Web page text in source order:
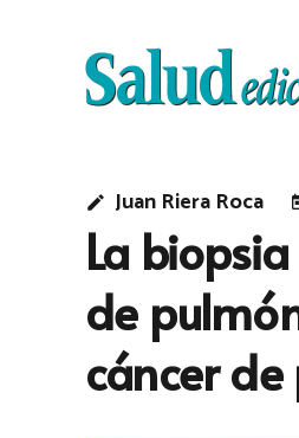
edit Juan Riera Roca
La
de
cáncer